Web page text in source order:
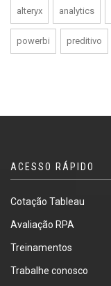
alteryx analytics
powerbi preditivo
ACESSO RÁPIDO
Cotação Tableau
Avaliação RPA
Treinamentos
Trabalhe conosco